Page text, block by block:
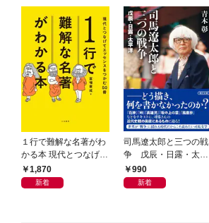
１行で難解な名著がわ
かる本 現代とつなげて
エッセンスをつかむ50
冊
1,870
新着
司馬遼太郎と三つの戦
争 戊辰・日露・太平
洋990
新着